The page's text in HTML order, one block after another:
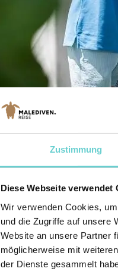
Zustimmung
Diese Webseite verwendet
Wir verwenden Cookies,
und die Zugriffe auf unsere
Website an unsere Partner
möglicherweise mit
der Dienste gesammelt